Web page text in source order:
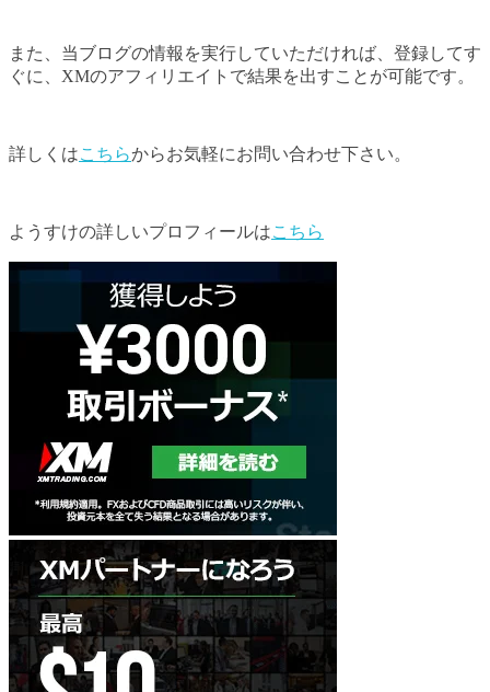
また、当ブログの情報を実行していただければ、登録してす
ぐに、XMのアフィリエイトで結果を出すことが可能です。
詳しくはこちらからお気軽にお問い合わせ下さい。
ようすけの詳しいプロフィールはこちら